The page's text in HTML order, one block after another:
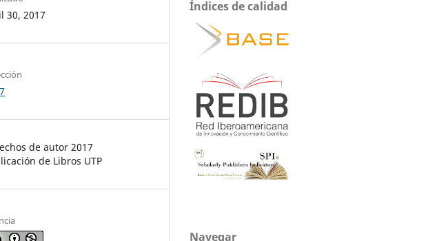
30, 2017
de autor 2017
de Libros UTP
Índices de calidad
Navegar